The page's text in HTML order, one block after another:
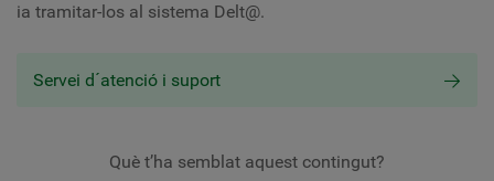
ia tramitar-los al sistema Delt@.
Servei d´atenció i suport
Què t’ha semblat aquest contingut?